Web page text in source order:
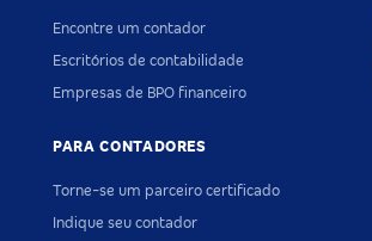
Encontre um contador
Escritórios de contabilidade
Empresas de BPO financeiro
PARA CONTADORES
Torne-se um parceiro certificado
Indique seu contador